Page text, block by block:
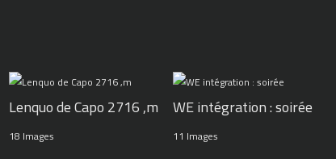
Lenquo de Capo 2716 ,m
18 Images
WE intégration : soirée
11 Images